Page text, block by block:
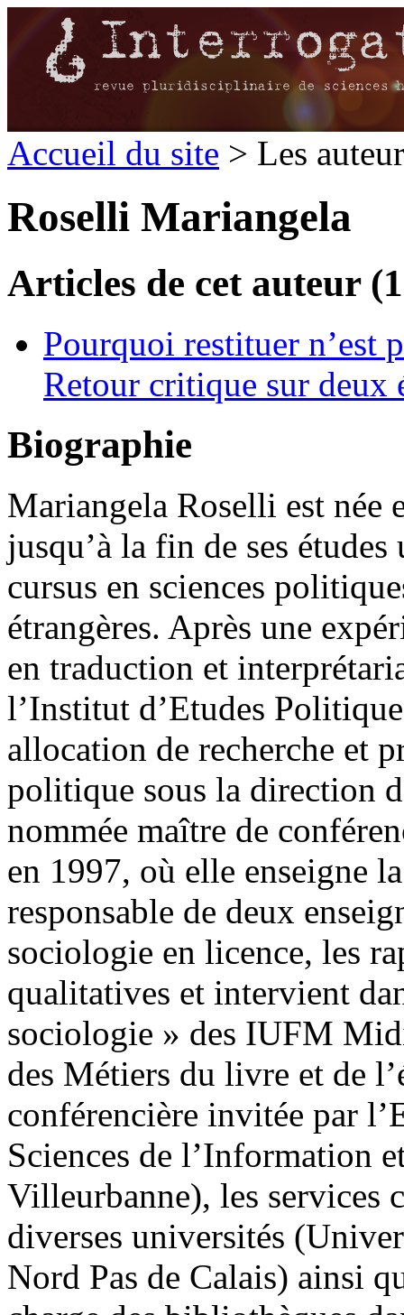
Accueil du site > Les
Roselli Mariangela
Articles de cet auteur
Pourquoi restituer n’est
Retour critique sur deux
Biographie
Mariangela Roselli est née
jusqu’à la fin de ses
cursus en sciences
étrangères. Après une
en traduction et
l’Institut d’Etudes
allocation de recherche et
politique sous la direction
nommée maître de
en 1997, où elle enseigne
responsable de deux
sociologie en licence, les
qualitatives et intervient
sociologie » des IUFM
des Métiers du livre et de
conférencière invitée par
Sciences de l’Information
Villeurbanne), les services
diverses universités
Nord Pas de Calais) ainsi